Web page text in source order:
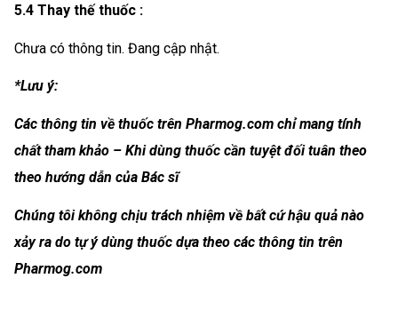
5.4 Thay thế thuốc :
Chưa có thông tin. Đang cập nhật.
*Lưu ý:
Các thông tin về thuốc trên Pharmog.com chỉ mang tính
chất tham khảo – Khi dùng thuốc cần tuyệt đối tuân theo
theo hướng dẫn của Bác sĩ
Chúng tôi không chịu trách nhiệm về bất cứ hậu quả nào
xảy ra do tự ý dùng thuốc dựa theo các thông tin trên
Pharmog.com